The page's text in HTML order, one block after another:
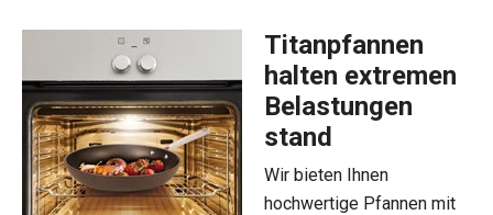
Titanpfannen
halten extremen
Belastungen
stand
Wir bieten Ihnen
hochwertige Pfannen mit